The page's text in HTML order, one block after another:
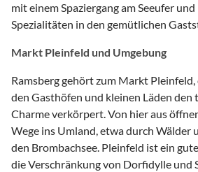
mit einem Spaziergang am Seeufer
Spezialitäten in den gemütlichen
Markt Pleinfeld und Umgebung
Ramsberg gehört zum Markt
den Gasthöfen und kleinen Läden den
Charme verkörpert. Von hier aus
Wege ins Umland, etwa durch Wälder
den Brombachsee. Pleinfeld ist ein
die Verschränkung von Dorfidylle und